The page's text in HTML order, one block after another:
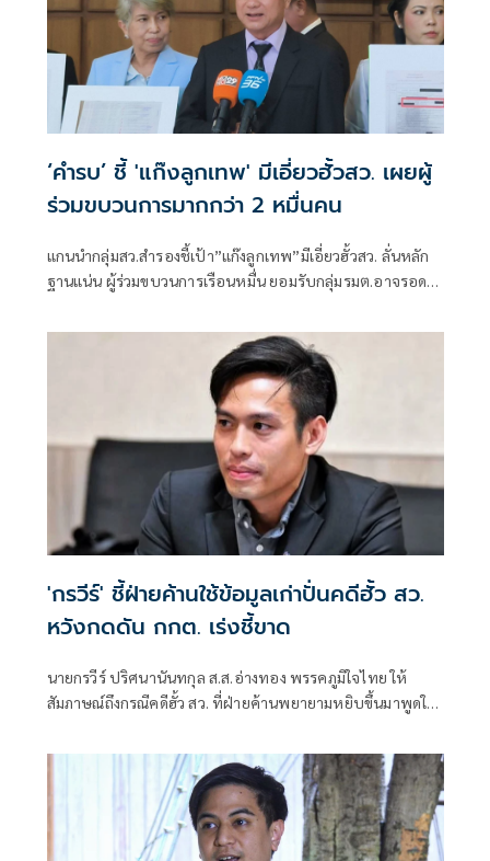
‘คำรบ’ ชี้ 'แก๊งลูกเทพ' มีเอี่ยวฮั้วสว. เผยผู้
ร่วมขบวนการมากกว่า 2 หมื่นคน
แกนนำกลุ่มสว.สำรองชี้เป้า”แก๊งลูกเทพ”มีเอี่ยวฮั้วสว. ลั่นหลัก
ฐานแน่น ผู้ร่วมขบวนการเรือนหมื่น ยอมรับกลุ่มรมต.อาจรอด
ส่งศาลฎีกาสอย 138 สว.โดนร้องเอาผิดติดคุก!
'กรวีร์' ชี้ฝ่ายค้านใช้ข้อมูลเก่าปั่นคดีฮั้ว สว.
หวังกดดัน กกต. เร่งชี้ขาด
นายกรวีร์ ปริศนานันทกุล ส.ส.อ่างทอง พรรคภูมิใจไทย ให้
สัมภาษณ์ถึงกรณีคดีฮั้ว สว. ที่ฝ่ายค้านพยายามหยิบขึ้นมาพูดใน
ไม่ได้กังวล เพราะทั้งหมดอยู่ในขั้นตอนของ คณะกรรมการการ